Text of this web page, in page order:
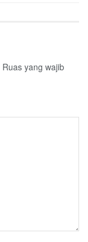
Ruas yang wajib